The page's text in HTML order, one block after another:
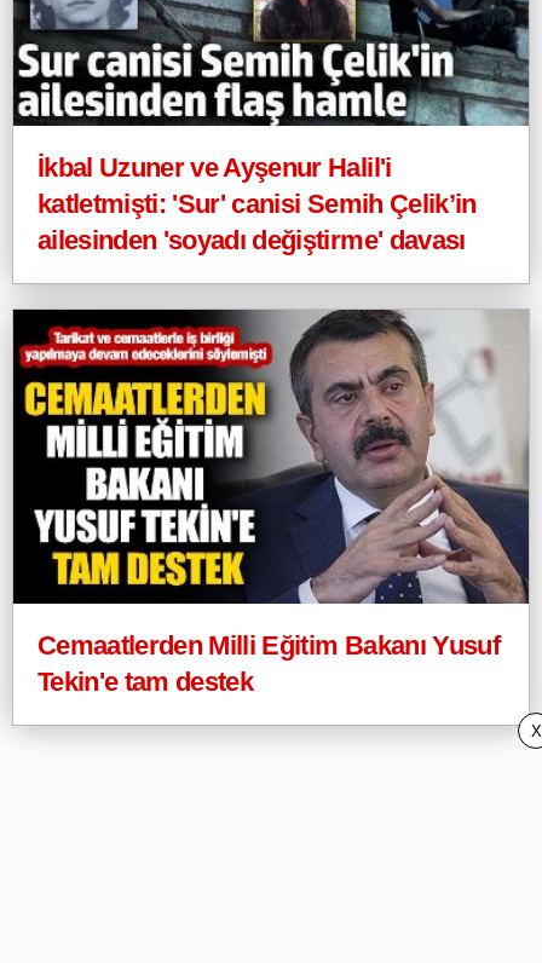
İkbal Uzuner ve Ayşenur Halil'i
katletmişti: 'Sur' canisi Semih Çelik’in
ailesinden 'soyadı değiştirme' davası
Cemaatlerden Milli Eğitim Bakanı Yusuf
Tekin'e tam destek
X